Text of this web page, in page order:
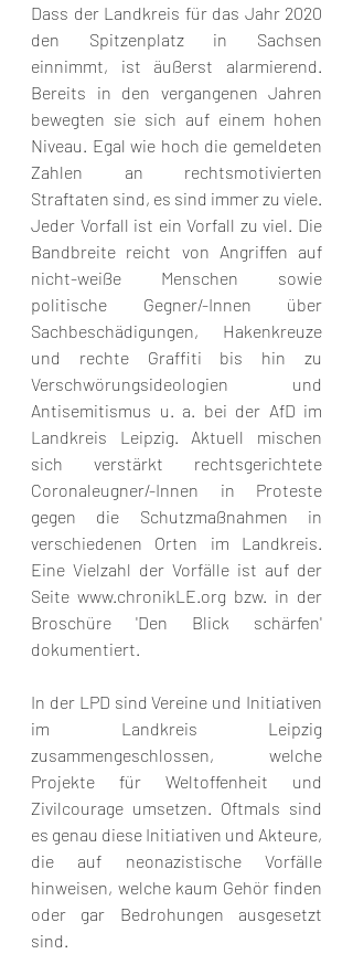
Dass der Landkreis für das Jahr 2020
den Spitzenplatz in Sachsen
einnimmt, ist äußerst alarmierend.
Bereits in den vergangenen Jahren
bewegten sie sich auf einem hohen
Niveau. Egal wie hoch die gemeldeten
Zahlen an rechtsmotivierten
Straftaten sind, es sind immer zu viele.
Jeder Vorfall ist ein Vorfall zu viel. Die
Bandbreite reicht von Angriffen auf
nicht-weiße Menschen sowie
politische Gegner/-Innen über
Sachbeschädigungen, Hakenkreuze
und rechte Graffiti bis hin zu
Verschwörungsideologien und
Antisemitismus u. a. bei der AfD im
Landkreis Leipzig. Aktuell mischen
sich verstärkt rechtsgerichtete
Coronaleugner/-Innen in Proteste
gegen die Schutzmaßnahmen in
verschiedenen Orten im Landkreis.
Eine Vielzahl der Vorfälle ist auf der
Seite www.chronikLE.org bzw. in der
Broschüre 'Den Blick schärfen'
dokumentiert.
In der LPD sind Vereine und Initiativen
im Landkreis Leipzig
zusammengeschlossen, welche
Projekte für Weltoffenheit und
Zivilcourage umsetzen. Oftmals sind
es genau diese Initiativen und Akteure,
die auf neonazistische Vorfälle
hinweisen, welche kaum Gehör finden
oder gar Bedrohungen ausgesetzt
sind.